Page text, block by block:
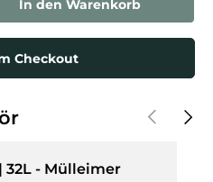
In den Warenkorb
Checkout
Vorherige
32L - Mülleimer